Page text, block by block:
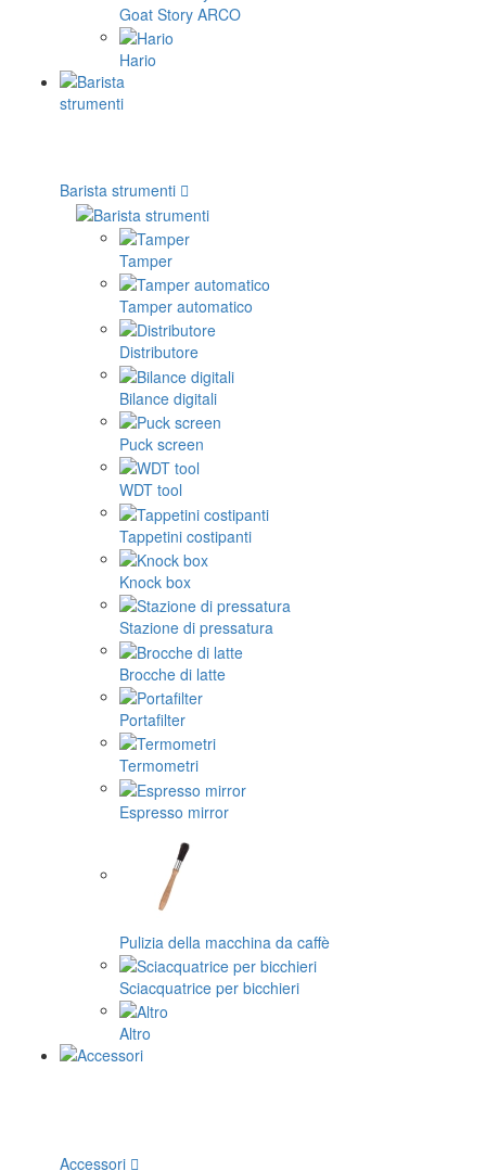
Goat Story ARCO
Hario
Barista strumenti
Tamper
Tamper automatico
Distributore
Bilance digitali
Puck screen
WDT tool
Tappetini costipanti
Knock box
Stazione di pressatura
Brocche di latte
Portafilter
Termometri
Espresso mirror
Pulizia della macchina da caffè
Sciacquatrice per bicchieri
Altro
Accessori